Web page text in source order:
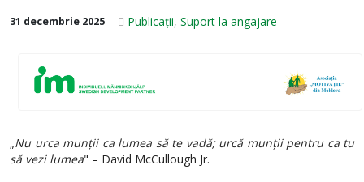
31 decembrie 2025 Publicații, Suport la angajare
„Nu urca munții ca lumea să te vadă; urcă munții pentru ca tu
să vezi lumea" – David McCullough Jr.